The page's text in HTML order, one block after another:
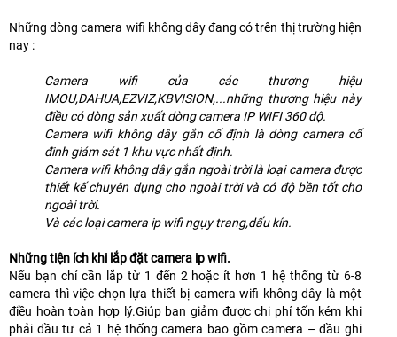
Những dòng camera wifi không dây đang có trên thị trường hiện
nay :
Camera wifi của các thương hiệu
IMOU,DAHUA,EZVIZ,KBVISION,...những thương hiệu này
điều có dòng sản xuất dòng camera IP WIFI 360 dộ.
Camera wifi không dây gắn cố định là dòng camera cố
đinh giám sát 1 khu vực nhất định.
Camera wifi không dây gắn ngoài trời là loại camera được
thiết kế chuyên dụng cho ngoài trời và có độ bền tốt cho
ngoài trời.
Và các loại camera ip wifi ngụy trang,dấu kín.
Những tiện ích khi lắp đặt camera ip wifi.
Nếu bạn chỉ cần lắp từ 1 đến 2 hoặc ít hơn 1 hệ thống từ 6-8
camera thì việc chọn lựa thiết bị camera wifi không dây là một
điều hoàn toàn hợp lý.Giúp bạn giảm được chi phí tốn kém khi
phải đầu tư cả 1 hệ thống camera bao gồm camera – đầu ghi